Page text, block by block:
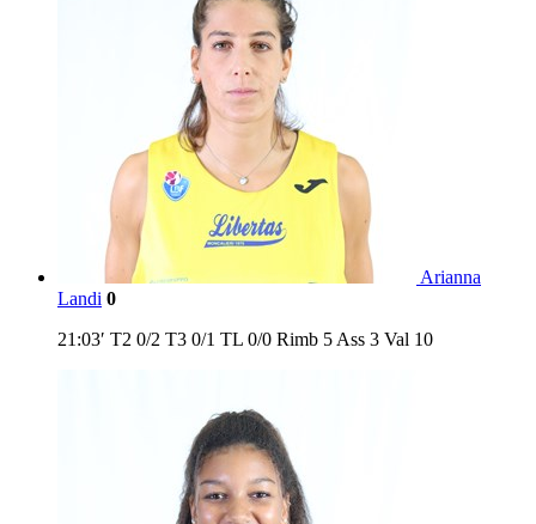
Arianna
Landi 0
21:03′ T2 0/2 T3 0/1 TL 0/0 Rimb 5 Ass 3 Val 10